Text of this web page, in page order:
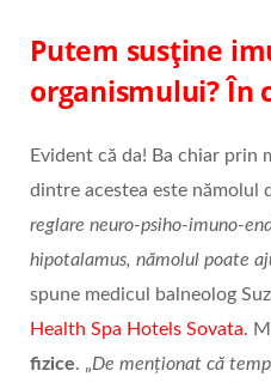
Putem susține
organismului? În
Evident că da! Ba chiar prin
dintre acestea este nămolul
reglare neuro-psiho-imuno-
hipotalamus, nămolul poate
spune medicul balneolog
Health Spa Hotels Sovata.
fizice. „De menționat că